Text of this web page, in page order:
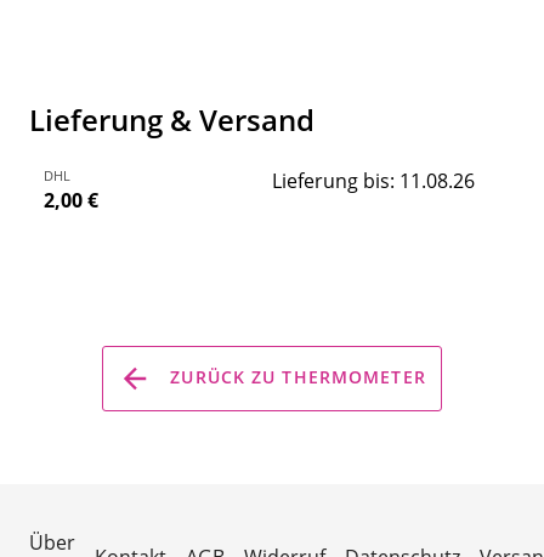
Lieferung & Versand
DHL
2,00 €
Lieferung bis: 11.08.26
ZURÜCK ZU THERMOMETER
Über